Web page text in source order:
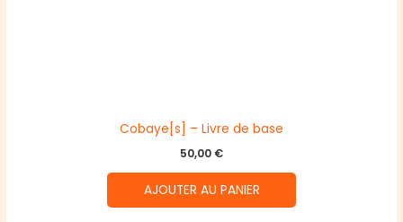
Cobaye[s] – Livre de base
50,00 €
AJOUTER AU PANIER